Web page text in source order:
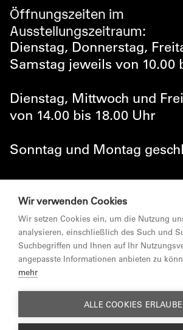
Aktuell:
Oliver Laric
Later"
Programm 2026
Archiv:
Michaela
Gerold
"Beautiful Cracks"
Archiv 2025
Besichtigung der
Sammlung
auf Anfrage:
Öffnungszeiten im
Ausstellungszeitraum:
Dienstag, Donnerstag,
Samstag jeweils von 10.00
Dienstag, Mittwoch und
von 14.00 bis 18.00 Uhr
Sonntag und Montag
© MARKTGEMEINDE LUSTENAU
NEWSLETTER
IMPRESSUM
Wir verwenden Cookies
Wir setzen Cookies ein, um die Nutzung
analysieren, einschließlich des Such und
Suchbegriffen und Ihnen auf Ihr
angepasste Informationen anbieten zu
mehr
ALLE COOKIES